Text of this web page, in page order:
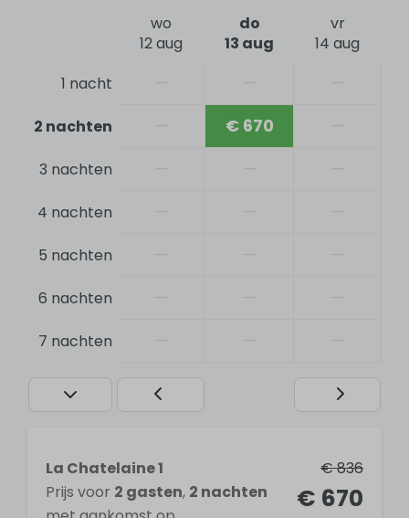
Rookmelder
Algemeen
Bed-, bad- en keukenlinnen inclusief
Huisdieren
Centrale verwarming
Rookvrij
1 badkamer
Wastafel
Douche
wo
12 aug
do
13 aug
vr
14 aug
1 nacht
2 nachten € 670
3 nachten
4 nachten
5 nachten
6 nachten
7 nachten
€ 836
€ 670
La Chatelaine 1
Prijs voor 2 gasten, 2 nachten